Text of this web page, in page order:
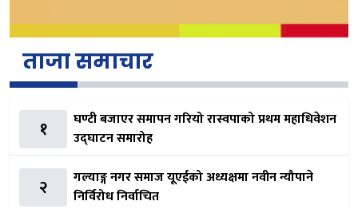
ताजा समाचार
१
घण्टी बजाएर समापन गरियो रास्वपाको प्रथम महाधिवेशन
उद्घाटन समारोह
२
गल्याङ्ग नगर समाज यूएईको अध्यक्षमा नवीन न्यौपाने
निर्विरोध निर्वाचित